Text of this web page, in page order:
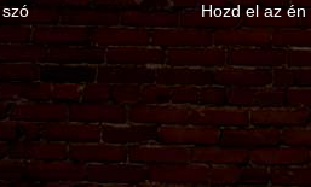
Hozd el az én